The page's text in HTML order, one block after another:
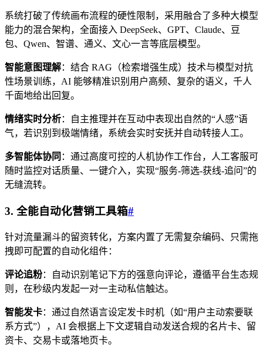
系统打破了传统画布流程的硬性限制，采用融合了多种大模型
能力的混合架构，全面接入 DeepSeek、GPT、Claude、豆
包、Qwen、智谱、通义、文心一言等底层模型。
智能意图理解：结合 RAG（检索增强生成）技术与模型对抗
性场景训练，AI 能够精准识别用户高频、复杂的语义，千人
千面地给出回复。
情绪实时分析：自主推理并在互动中表现出自然的“人感”语
气，若识别到极端情绪，系统会实时安抚并自动转接人工。
多智能体协同 ：通过高度可控的人机协作工作台，人工客服可
随时监控对话质量、一键介入，实现“服务-筛选-获线-追问”的
无缝流转。
3. 全能自动化营销工具箱#
针对流量漏斗的留资转化，方案内置了无需复杂编码、只需拖
拽即可配置的自动化组件：
评论追粉：自动识别笔记下方的强意向评论，遵循平台生态规
则，在秒级内发起一对一主动私信触达。
智能发卡：通过自然语言设定发卡时机（如“用户主动索要联
系方式”），AI 会根据上下文逻辑自动发送合规的名片卡、留
资卡、交易卡或落地页卡。